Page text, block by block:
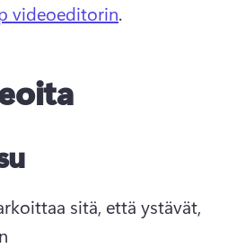
videoeditorin.
sitä, että ystävät,